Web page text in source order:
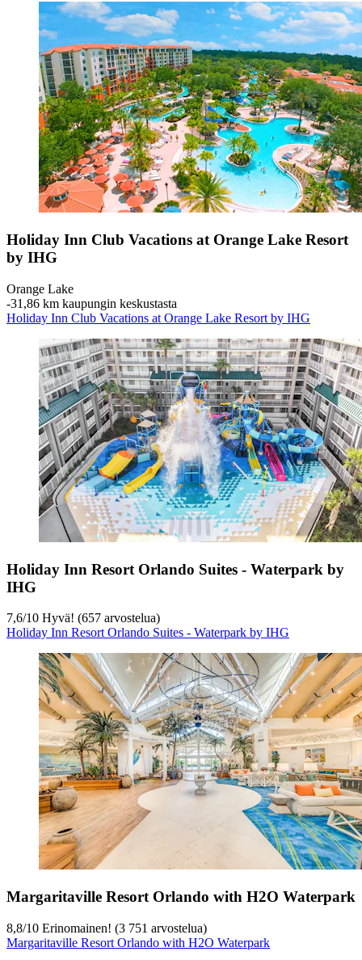
Holiday Inn Club Vacations at Orange Lake Resort
by IHG
Orange Lake
‐31,86 km kaupungin keskustasta
Holiday Inn Club Vacations at Orange Lake Resort by IHG
Holiday Inn Resort Orlando Suites - Waterpark by
IHG
7,6/10 Hyvä! (657 arvostelua)
Holiday Inn Resort Orlando Suites - Waterpark by IHG
Margaritaville Resort Orlando with H2O Waterpark
8,8/10 Erinomainen! (3 751 arvostelua)
Margaritaville Resort Orlando with H2O Waterpark